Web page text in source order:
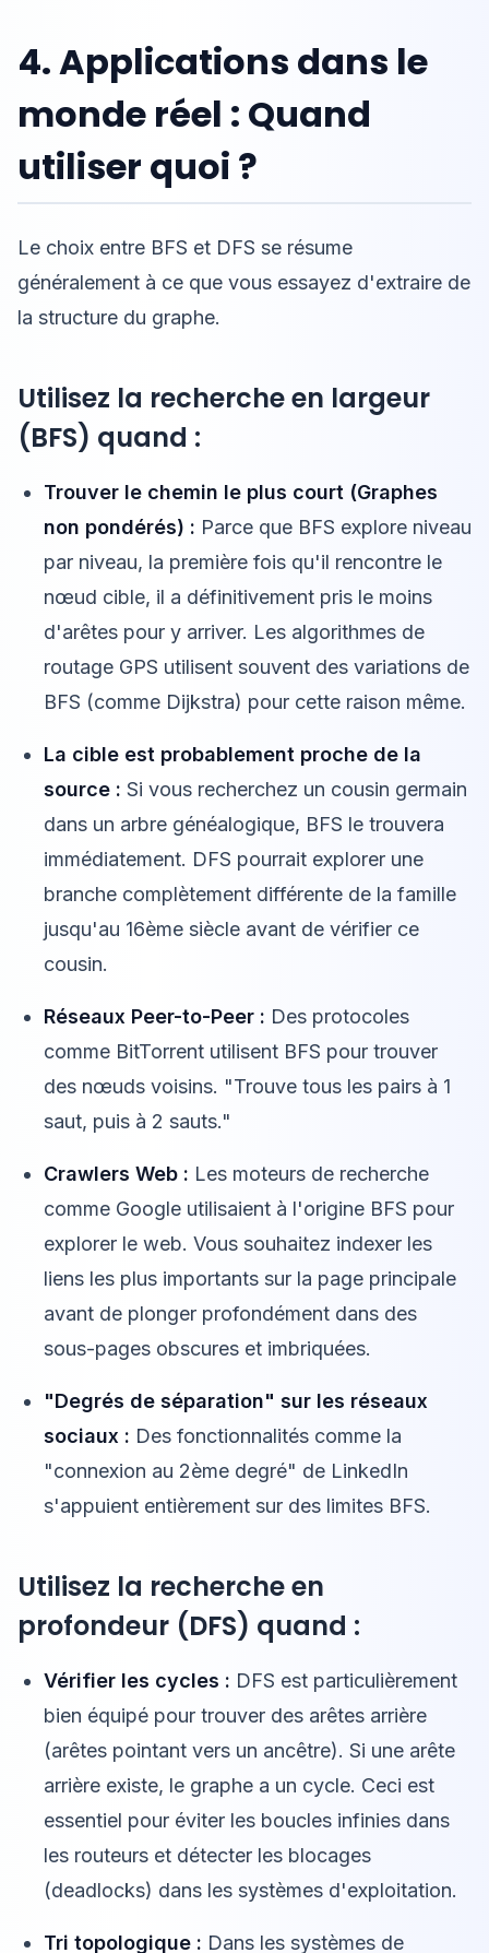
4. Applications dans le
monde réel : Quand
utiliser quoi ?
Le choix entre BFS et DFS se résume
généralement à ce que vous essayez d'extraire de
la structure du graphe.
Utilisez la recherche en largeur
(BFS) quand :
Trouver le chemin le plus court (Graphes
non pondérés) : Parce que BFS explore niveau
par niveau, la première fois qu'il rencontre le
nœud cible, il a définitivement pris le moins
d'arêtes pour y arriver. Les algorithmes de
routage GPS utilisent souvent des variations de
BFS (comme Dijkstra) pour cette raison même.
La cible est probablement proche de la
source : Si vous recherchez un cousin germain
dans un arbre généalogique, BFS le trouvera
immédiatement. DFS pourrait explorer une
branche complètement différente de la famille
jusqu'au 16ème siècle avant de vérifier ce
cousin.
Réseaux Peer-to-Peer : Des protocoles
comme BitTorrent utilisent BFS pour trouver
des nœuds voisins. "Trouve tous les pairs à 1
saut, puis à 2 sauts."
Crawlers Web : Les moteurs de recherche
comme Google utilisaient à l'origine BFS pour
explorer le web. Vous souhaitez indexer les
liens les plus importants sur la page principale
avant de plonger profondément dans des
sous-pages obscures et imbriquées.
"Degrés de séparation" sur les réseaux
sociaux : Des fonctionnalités comme la
"connexion au 2ème degré" de LinkedIn
s'appuient entièrement sur des limites BFS.
Utilisez la recherche en
profondeur (DFS) quand :
Vérifier les cycles : DFS est particulièrement
bien équipé pour trouver des arêtes arrière
(arêtes pointant vers un ancêtre). Si une arête
arrière existe, le graphe a un cycle. Ceci est
essentiel pour éviter les boucles infinies dans
les routeurs et détecter les blocages
(deadlocks) dans les systèmes d'exploitation.
Tri topologique : Dans les systèmes de